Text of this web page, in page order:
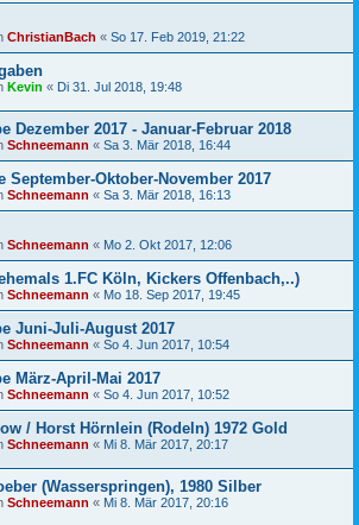
ChristianBach « So 17. Feb 2019, 21:22
Kevin « Di 31. Jul 2018, 19:48
Dezember 2017 - Januar-Februar 2018
Schneemann « Sa 3. Mär 2018, 16:44
September-Oktober-November 2017
Schneemann « Sa 3. Mär 2018, 16:13
Schneemann « Mo 2. Okt 2017, 12:06
1.FC Köln, Kickers Offenbach,..)
Schneemann « Mo 18. Sep 2017, 19:45
Juni-Juli-August 2017
Schneemann « So 4. Jun 2017, 10:54
März-April-Mai 2017
Schneemann « So 4. Jun 2017, 10:52
/ Horst Hörnlein (Rodeln) 1972 Gold
Schneemann « Mi 8. Mär 2017, 20:17
(Wasserspringen), 1980 Silber
Schneemann « Mi 8. Mär 2017, 20:16